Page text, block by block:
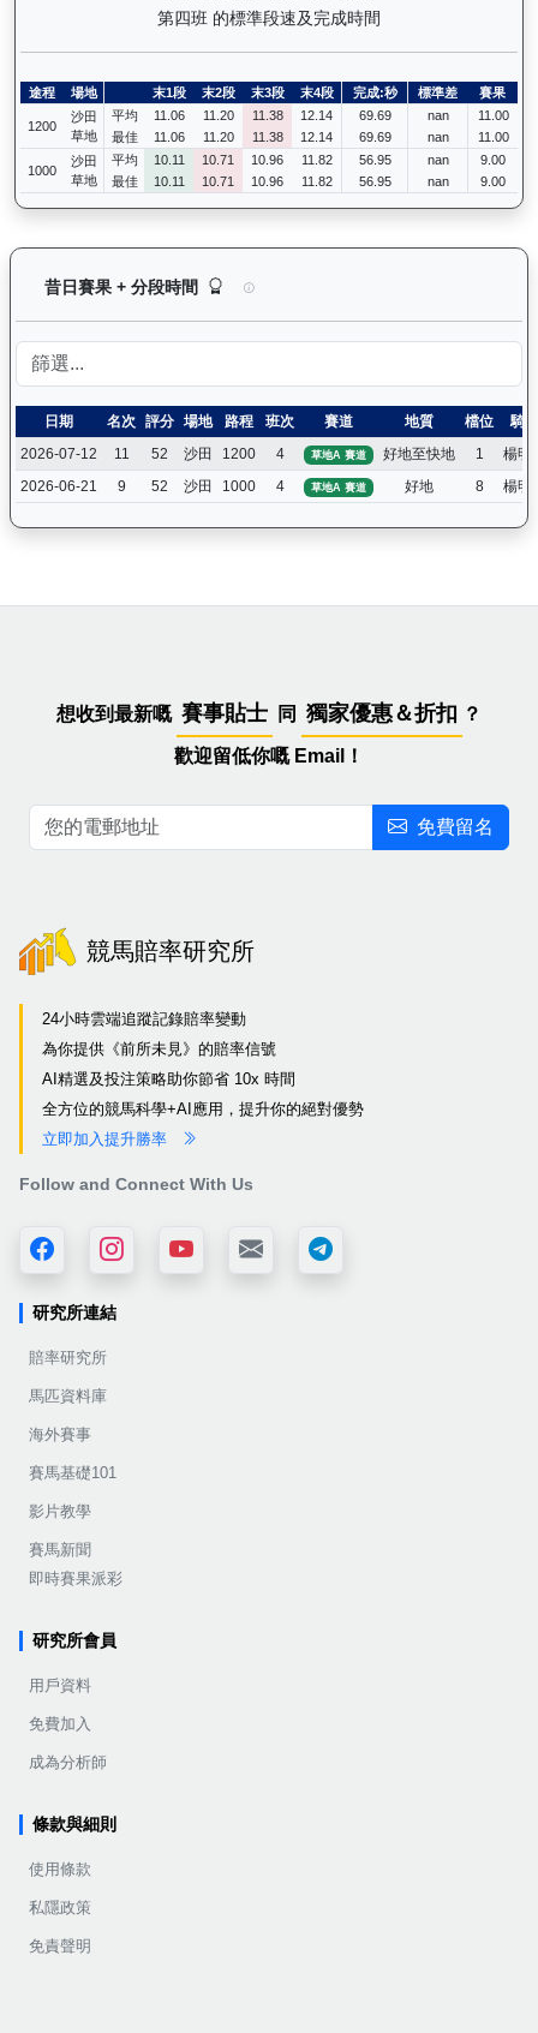
第四班 的標準段速及完成時間
途程 場地 末1段 末2段 末3段 末4段 完成:秒 標準差 賽果
1200
沙田
草地
平均 11.06 11.20 11.38 12.14 69.69 nan
11.00
最佳
11.06 11.20 11.38 12.14 69.69 nan 11.00
1000
沙田
草地
平均 10.11 10.71 10.96 11.82 56.95 nan
9.00
最佳
10.11 10.71 10.96 11.82 56.95 nan 9.00
昔日賽果 + 分段時間 浩然（L392）— 昔日賽果及分段時
日期 名次 評分 場地 路程 班次 賽道 地質 檔位
騎師
2026-07-12
11 52 沙田 1200 4 草地A 賽道 好地至快地 1
楊明
2026-06-21
9 52 沙田 1000 4 草地A 賽道 好地 8 楊明
想收到最新嘅 賽事貼士 同 獨家優惠＆折扣 ？
歡迎留低你嘅 Email！
免費留名
競馬賠率研究所
24小時雲端追蹤記錄賠率變動
為你提供《前所未見》的賠率信號
AI精選及投注策略助你節省 10x 時間
全方位的競馬科學+AI應用，提升你的絕對優勢
立即加入提升勝率
Follow and Connect With Us
研究所連結
賠率研究所
馬匹資料庫
海外賽事
賽馬基礎101
影片教學
賽馬新聞
即時賽果派彩
研究所會員
用戶資料
免費加入
成為分析師
條款與細則
使用條款
私隱政策
免責聲明